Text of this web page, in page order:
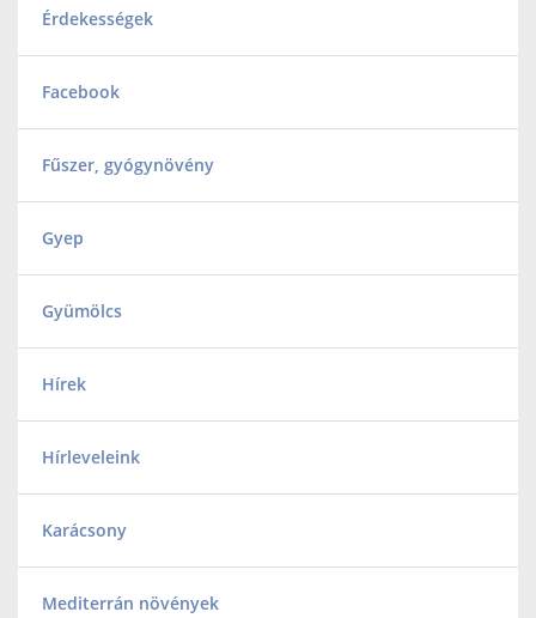
Érdekességek
Facebook
Fűszer, gyógynövény
Gyep
Gyümölcs
Hírek
Hírleveleink
Karácsony
Mediterrán növények